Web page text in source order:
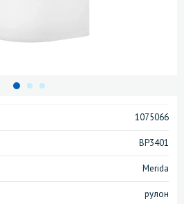
1075066
BP3401
Merida
рулон